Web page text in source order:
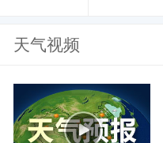
天气视频